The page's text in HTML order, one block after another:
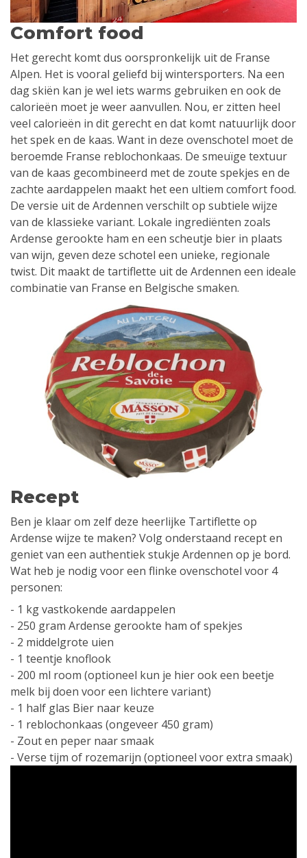
Comfort food
Het gerecht komt dus oorspronkelijk uit de Franse
Alpen. Het is vooral geliefd bij wintersporters. Na een
dag skiën kan je wel iets warms gebruiken en ook de
calorieën moet je weer aanvullen. Nou, er zitten heel
veel calorieën in dit gerecht en dat komt natuurlijk door
het spek en de kaas. Want in deze ovenschotel moet de
beroemde Franse reblochonkaas. De smeuïge textuur
van de kaas gecombineerd met de zoute spekjes en de
zachte aardappelen maakt het een ultiem comfort food.
De versie uit de Ardennen verschilt op subtiele wijze
van de klassieke variant. Lokale ingrediënten zoals
Ardense gerookte ham en een scheutje bier in plaats
van wijn, geven deze schotel een unieke, regionale
twist. Dit maakt de tartiflette uit de Ardennen een ideale
combinatie van Franse en Belgische smaken.
Recept
Ben je klaar om zelf deze heerlijke Tartiflette op
Ardense wijze te maken? Volg onderstaand recept en
geniet van een authentiek stukje Ardennen op je bord.
Wat heb je nodig voor een flinke ovenschotel voor 4
personen:
- 1 kg vastkokende aardappelen
- 250 gram Ardense gerookte ham of spekjes
- 2 middelgrote uien
- 1 teentje knoflook
- 200 ml room (optioneel kun je hier ook een beetje
melk bij doen voor een lichtere variant)
- 1 half glas Bier naar keuze
- 1 reblochonkaas (ongeveer 450 gram)
- Zout en peper naar smaak
- Verse tijm of rozemarijn (optioneel voor extra smaak)